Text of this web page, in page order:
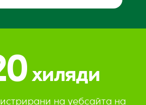
хиляди
на уебсайта на